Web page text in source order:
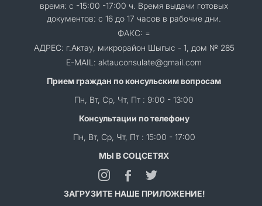
время: с -15:00 -17:00 ч. Время выдачи готовых
документов: с 16 до 17 часов в рабочие дни.
ФАКС: =
АДРЕС: г.Актау, микрорайон Шыгыс - 1, дом № 285
E-MAIL: aktauconsulate@gmail.com
Прием граждан по консульским вопросам
Пн, Вт, Ср, Чт, Пт : 9:00 - 13:00
Консультации по телефону
Пн, Вт, Ср, Чт, Пт : 15:00 - 17:00
МЫ В СОЦСЕТЯХ
ЗАГРУЗИТЕ НАШЕ ПРИЛОЖЕНИЕ!